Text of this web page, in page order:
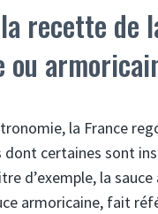
recette de
ou
la France
dont certaines sont
d’exemple, la
armoricaine, fait